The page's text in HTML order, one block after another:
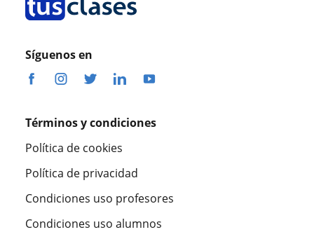
Síguenos en
Términos y condiciones
Política de cookies
Política de privacidad
Condiciones uso profesores
Condiciones uso alumnos